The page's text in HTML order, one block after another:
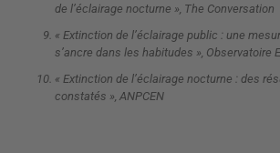
de l’éclairage nocturne », The Conversation
« Extinction de l’éclairage public : une
s’ancre dans les habitudes », Observatoire
« Extinction de l’éclairage nocturne : des
constatés », ANPCEN